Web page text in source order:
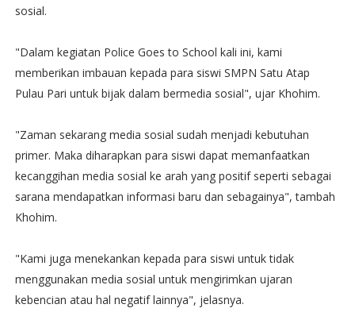
sosial.
"Dalam kegiatan Police Goes to School kali ini, kami
memberikan imbauan kepada para siswi SMPN Satu Atap
Pulau Pari untuk bijak dalam bermedia sosial", ujar Khohim.
"Zaman sekarang media sosial sudah menjadi kebutuhan
primer. Maka diharapkan para siswi dapat memanfaatkan
kecanggihan media sosial ke arah yang positif seperti sebagai
sarana mendapatkan informasi baru dan sebagainya", tambah
Khohim.
"Kami juga menekankan kepada para siswi untuk tidak
menggunakan media sosial untuk mengirimkan ujaran
kebencian atau hal negatif lainnya", jelasnya.